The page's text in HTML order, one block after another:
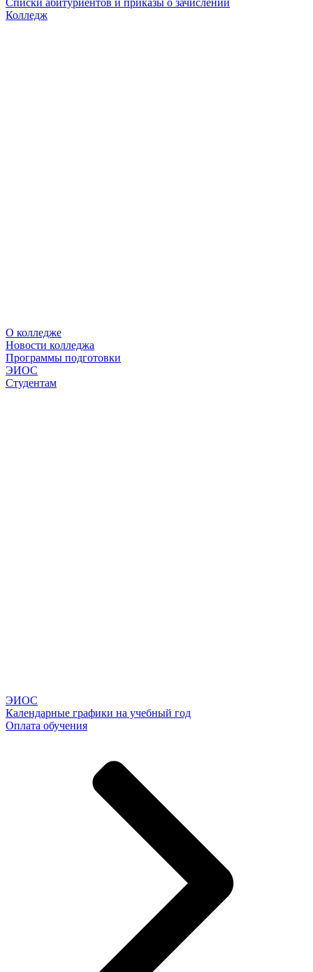
Списки абитуриентов и приказы о зачислении
Колледж
О колледже
Новости колледжа
Программы подготовки
ЭИОС
Студентам
ЭИОС
Календарные графики на учебный год
Оплата обучения